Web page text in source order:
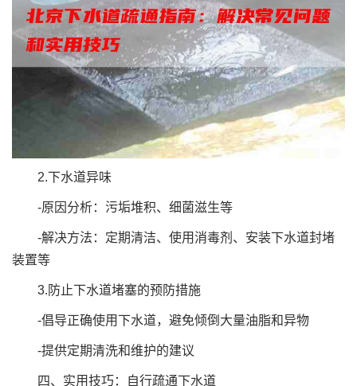
2.下水道异味
-原因分析：污垢堆积、细菌滋生等
-解决方法：定期清洁、使用消毒剂、安装下水道封堵
装置等
3.防止下水道堵塞的预防措施
-倡导正确使用下水道，避免倾倒大量油脂和异物
-提供定期清洗和维护的建议
四、实用技巧：自行疏通下水道